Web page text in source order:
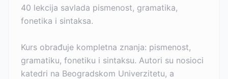
40 lekcija savlada pismenost, gramatika,
fonetika i sintaksa.
Kurs obrađuje kompletna znanja: pismenost,
gramatiku, fonetiku i sintaksu. Autori su nosioci
katedri na Beogradskom Univerzitetu, a